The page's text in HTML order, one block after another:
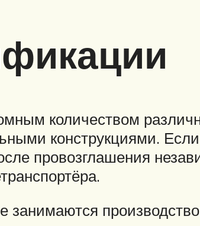
количеством
конструкциями.
провозглашения
занимаются